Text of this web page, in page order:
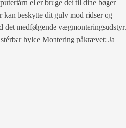
eller bruge det til dine bøger
kan beskytte dit gulv mod ridser og
det medfølgende vægmonteringsudstyr.
hylde Montering påkrævet: Ja